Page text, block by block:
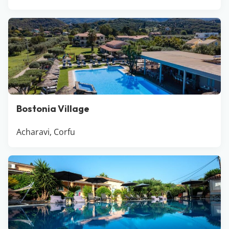
Bostonia Village
Acharavi, Corfu